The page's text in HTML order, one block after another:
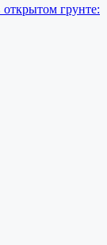
грунте: